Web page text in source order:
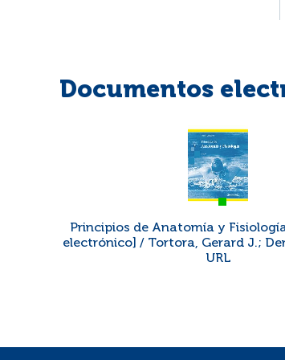
Documentos
Principios de Anatomía y
electrónico] / Tortora, Gerard J.;
URL